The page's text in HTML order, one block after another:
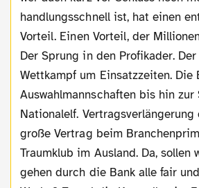
handlungsschnell ist, hat einen
Vorteil. Einen Vorteil, der
Der Sprung in den Profikader.
Wettkampf um Einsatzzeiten. Die
Auswahlmannschaften bis hin zur
Nationalelf.
große Vertrag beim
Traumklub im Ausland. Da, sollen
gehen durch die Bank alle fair